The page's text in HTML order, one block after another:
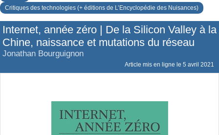
Critiques des technologies (+ éditions de L’Encyclopédie des Nuisances)
Internet, année zéro | De la Silicon Valley à la
Chine, naissance et mutations du réseau
Jonathan Bourguignon
Article mis en ligne le 5 avril 2021